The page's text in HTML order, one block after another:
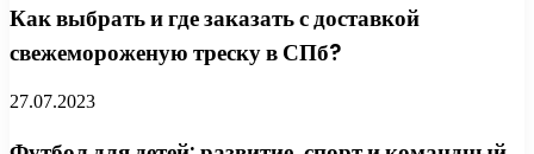
Как выбрать и где заказать с доставкой
свежемороженую треску в СПб?
27.07.2023